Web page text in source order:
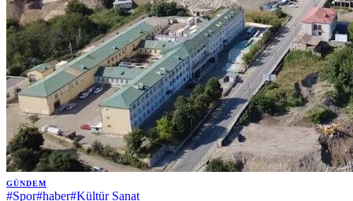
GÜNDEM
#Spor#haber#Kültür Sanat